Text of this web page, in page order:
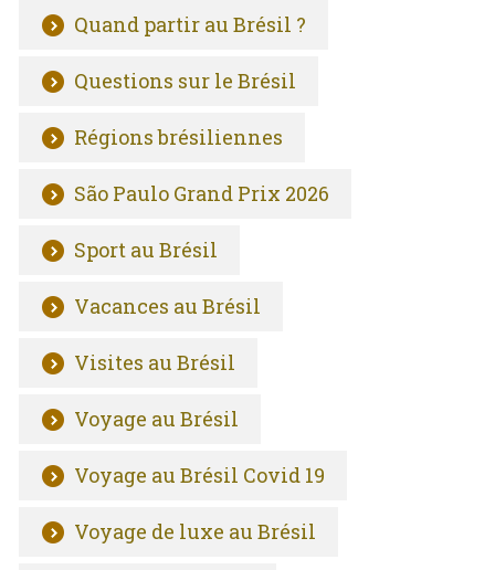
Quand partir au Brésil ?
Questions sur le Brésil
Régions brésiliennes
São Paulo Grand Prix 2026
Sport au Brésil
Vacances au Brésil
Visites au Brésil
Voyage au Brésil
Voyage au Brésil Covid 19
Voyage de luxe au Brésil